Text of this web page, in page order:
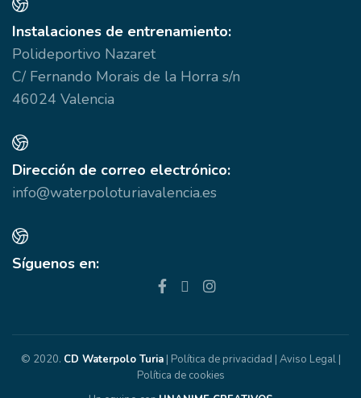
Instalaciones de entrenamiento:
Polideportivo Nazaret
C/ Fernando Morais de la Horra s/n
46024 Valencia
Dirección de correo electrónico:
info@waterpoloturiavalencia.es
Síguenos en:
© 2020. CD Waterpolo Turia| Política de privacidad | Aviso Legal|
Política de cookies